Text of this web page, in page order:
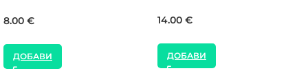
8.00 €
ДОБАВИ
14.00 €
ДОБАВИ